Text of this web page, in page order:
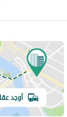
أوجد